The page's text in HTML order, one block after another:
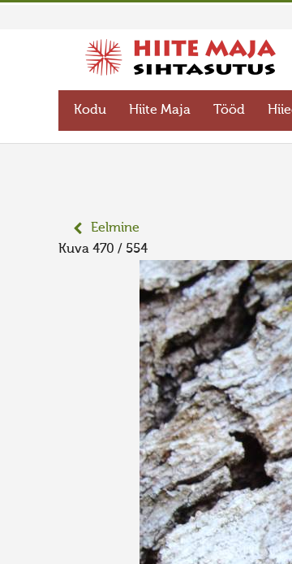
Kodu Hiite Maja Tööd
Eelmine
Kuva 470 / 554